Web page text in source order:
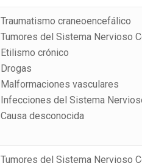
Traumatismo craneoencefálico
Tumores del Sistema Nervioso
Etilismo crónico
Drogas
Malformaciones vasculares
Infecciones del Sistema
Causa desconocida
Tumores del Sistema Nervioso